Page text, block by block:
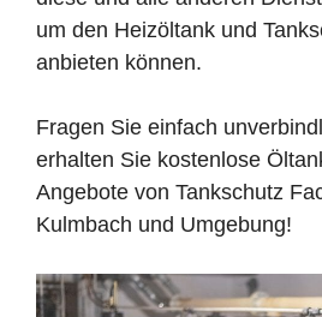
um den Heizöltank und
anbieten können.
Fragen Sie einfach
erhalten Sie kostenlose
Angebote von Tankschutz
Kulmbach und Umgebung!